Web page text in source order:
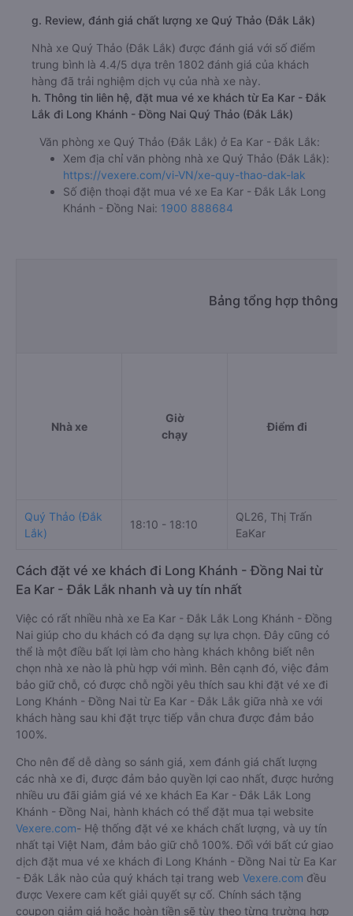
g. Review, đánh giá chất lượng xe Quý Thảo (Đắk Lắk)
Nhà xe Quý Thảo (Đắk Lắk) được đánh giá với số điểm
trung bình là 4.4/5 dựa trên 1802 đánh giá của khách
hàng đã trải nghiệm dịch vụ của nhà xe này.
h. Thông tin liên hệ, đặt mua vé xe khách từ Ea Kar - Đắk
Lắk đi Long Khánh - Đồng Nai Quý Thảo (Đắk Lắk)
Văn phòng xe Quý Thảo (Đắk Lắk) ở Ea Kar - Đắk Lắk:
Xem địa chỉ văn phòng nhà xe Quý Thảo (Đắk Lắk):
https://vexere.com/vi-VN/xe-quy-thao-dak-lak
Số điện thoại đặt mua vé xe Ea Kar - Đắk Lắk Long
Khánh - Đồng Nai: 1900 888684
Bảng tổng hợp thông
Nhà xe
Giờ
chạy
Điểm đi
Quý Thảo (Đắk
Lắk)
18:10 - 18:10
QL26, Thị Trấn
EaKar
Cách đặt vé xe khách đi Long Khánh - Đồng Nai từ
Ea Kar - Đắk Lắk nhanh và uy tín nhất
Việc có rất nhiều nhà xe Ea Kar - Đắk Lắk Long Khánh - Đồng
Nai giúp cho du khách có đa dạng sự lựa chọn. Đây cũng có
thể là một điều bất lợi làm cho hàng khách không biết nên
chọn nhà xe nào là phù hợp với mình. Bên cạnh đó, việc đảm
bảo giữ chỗ, có được chỗ ngồi yêu thích sau khi đặt vé xe đi
Long Khánh - Đồng Nai từ Ea Kar - Đắk Lắk giữa nhà xe với
khách hàng sau khi đặt trực tiếp vẫn chưa được đảm bảo
100%.
Cho nên để dễ dàng so sánh giá, xem đánh giá chất lượng
các nhà xe đi, được đảm bảo quyền lợi cao nhất, được hưởng
nhiều ưu đãi giảm giá vé xe khách Ea Kar - Đắk Lắk Long
Khánh - Đồng Nai, hành khách có thể đặt mua tại website
Vexere.com- Hệ thống đặt vé xe khách chất lượng, và uy tín
nhất tại Việt Nam, đảm bảo giữ chỗ 100%. Đối với bất cứ giao
dịch đặt mua vé xe khách đi Long Khánh - Đồng Nai từ Ea Kar
- Đắk Lắk nào của quý khách tại trang web Vexere.com đều
được Vexere cam kết giải quyết sự cố. Chính sách tặng
coupon giảm giá hoặc hoàn tiền sẽ tùy theo từng trường hợp